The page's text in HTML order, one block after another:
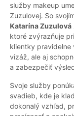
služby makeup
Zuzulovej. So
Katarína Zuzulová
ktoré zvýrazňuje
klientky pravidelne
vizáž, ale aj
a zabezpečiť
Svoje služby
svadieb, kde je
dokonalý vzhľad,